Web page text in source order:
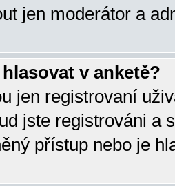
jen moderátor a
v anketě?
jen registrovaní
jste registrováni a
přístup nebo je